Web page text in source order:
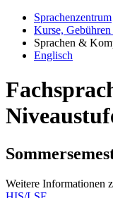
Sprachenzentrum
Kurse,
Sprachen &
Englisch
Weitere Informationen